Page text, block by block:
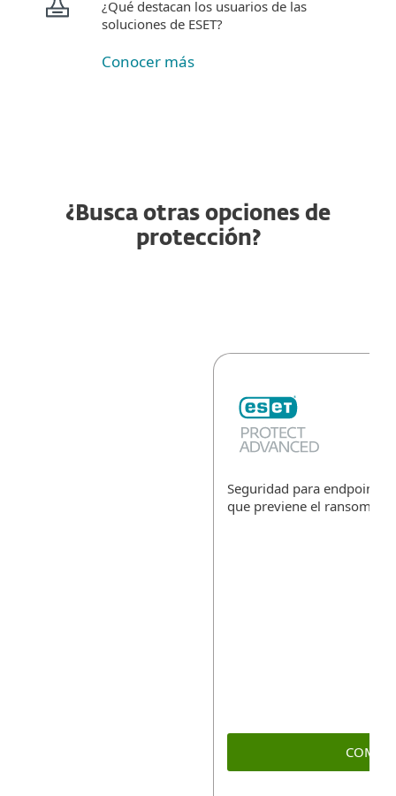
¿Qué destacan los usuarios de las
soluciones de ESET?
Conocer más
¿Busca otras opciones de
protección?
Seguridad para endpoints,
que previene el